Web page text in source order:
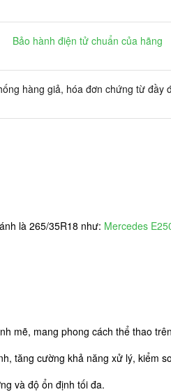
Bảo hành điện tử chuẩn của hãng
hàng giả, hóa đơn chứng từ đầy
là 265/35R18 như: Mercedes
mẽ, mang phong cách thể thao
tăng cường khả năng xử lý, kiểm
và độ ổn định tối đa.